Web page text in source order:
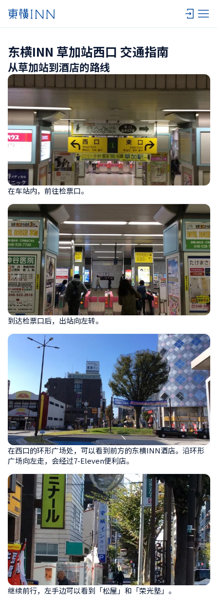
东横INN 草加站西口 交通指南
从草加站到酒店的路线
在车站内，前往检票口。
到达检票口后，出站向左转。
在西口的环形广场处，可以看到前方的东横INN酒店。沿环形
广场向左走，会经过7-Eleven便利店。
继续前行，左手边可以看到「松屋」和「荣光塾」。